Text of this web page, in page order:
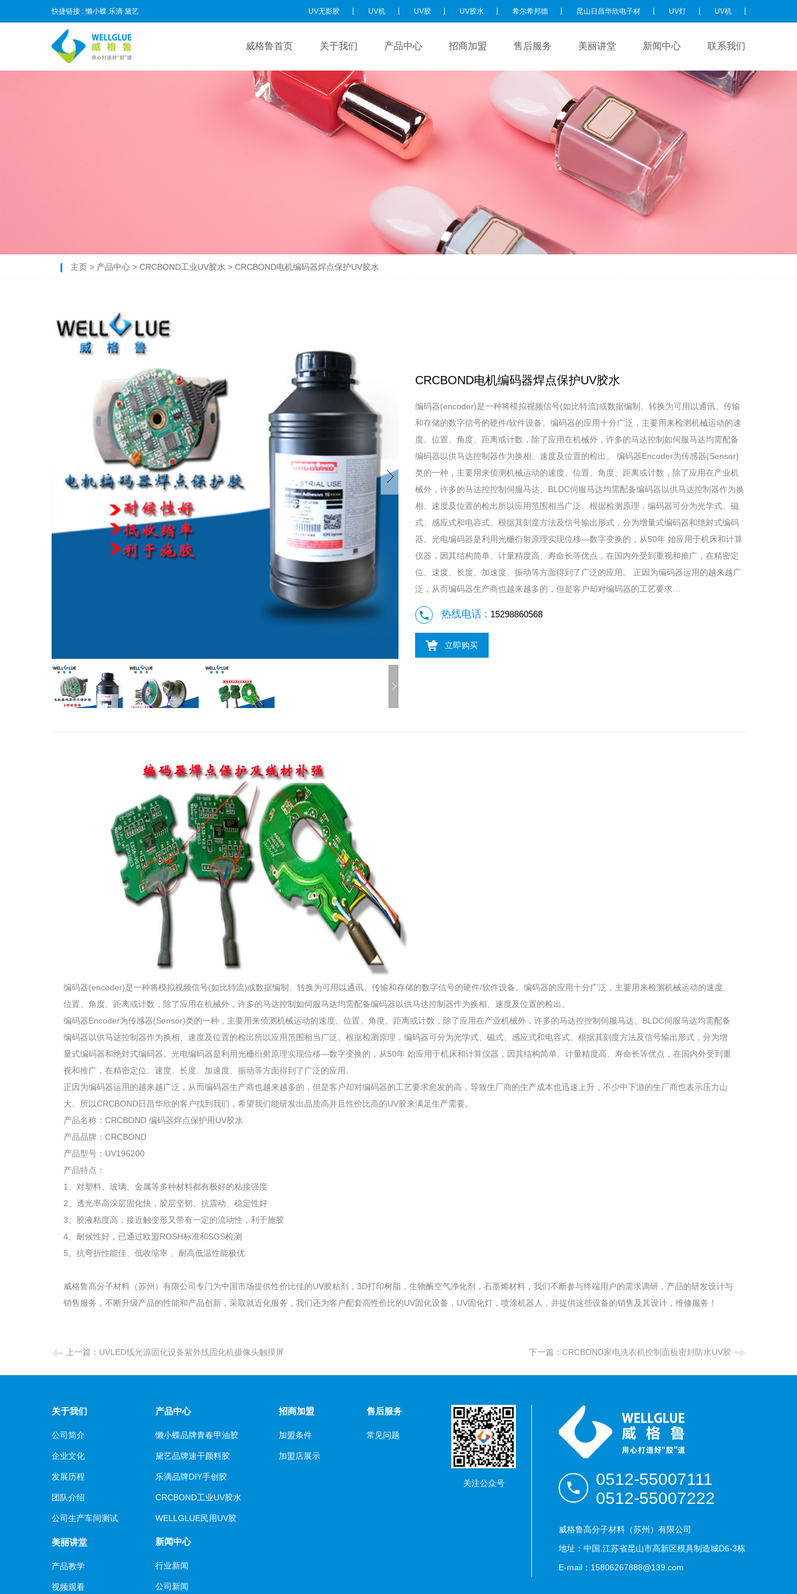
快捷链接 :懒小蝶 乐滴 黛艺 UV无影胶 UV机 UV胶 UV胶水 希尔希邦德 昆山日昌华欣电子材 UV灯 UV机
威格鲁首页 关于我们 产品中心 招商加盟 售后服务 美丽讲堂 新闻中心 联系我们
主页 > 产品中心 > CRCBOND工业UV胶水 > CRCBOND电机编码器焊点保护UV胶水
CRCBOND电机编码器焊点保护UV胶水
编码器(encoder)是一种将模拟视频信号(如比特流)或数据编制、转换为可用以通讯、传输
和存储的数字信号的硬件/软件设备。编码器的应用十分广泛，主要用来检测机械运动的速
度、位置、角度、距离或计数，除了应用在机械外，许多的马达控制如伺服马达均需配备
编码器以供马达控制器作为换相、速度及位置的检出。 编码器Encoder为传感器(Sensor)
类的一种，主要用来侦测机械运动的速度、位置、角度、距离或计数，除了应用在产业机
械外，许多的马达控控制伺服马达、BLDC伺服马达均需配备编码器以供马达控制器作为换
相、速度及位置的检出所以应用范围相当广泛。根据检测原理，编码器可分为光学式、磁
式、感应式和电容式。根据其刻度方法及信号输出形式，分为增量式编码器和绝対式编码
器。光电编码器是利用光栅衍射原理实现位移—数字变换的，从50年 始应用于机床和计算
仪器，因其结构简单、计量精度高、寿命长等优点，在国内外受到重视和推广，在精密定
位、速度、长度、加速度、振动等方面得到了广泛的应用。 正因为编码器运用的越来越广
泛，从而编码器生产商也越来越多的，但是客户却对编码器的工艺要求…
热线电话 : 15298860568
立即购买
编码器(encoder)是一种将模拟视频信号(如比特流)或数据编制、转换为可用以通讯、传输和存储的数字信号的硬件/软件设备。编码器的应用十分广泛，主要用来检测机械运动的速度、
位置、角度、距离或计数，除了应用在机械外，许多的马达控制如伺服马达均需配备编码器以供马达控制器作为换相、速度及位置的检出。
编码器Encoder为传感器(Sensor)类的一种，主要用来侦测机械运动的速度、位置、角度、距离或计数，除了应用在产业机械外，许多的马达控控制伺服马达、BLDC伺服马达均需配备
编码器以供马达控制器作为换相、速度及位置的检出所以应用范围相当广泛。根据检测原理，编码器可分为光学式、磁式、感应式和电容式。根据其刻度方法及信号输出形式，分为增
量式编码器和绝対式编码器。光电编码器是利用光栅衍射原理实现位移—数字变换的，从50年 始应用于机床和计算仪器，因其结构简单、计量精度高、寿命长等优点，在国内外受到重
视和推广，在精密定位、速度、长度、加速度、振动等方面得到了广泛的应用。
正因为编码器运用的越来越广泛，从而编码器生产商也越来越多的，但是客户却对编码器的工艺要求愈发的高，导致生厂商的生产成本也迅速上升，不少中下游的生厂商也表示压力山
大。所以CRCBOND日昌华欣的客户找到我们，希望我们能研发出品质高并且性价比高的UV胶来满足生产需要。
产品名称：CRCBOND 编码器焊点保护用UV胶水
产品品牌：CRCBOND
产品型号：UV196200
产品特点：
1、对塑料、玻璃、金属等多种材料都有极好的粘接强度
2、透光率高深层固化快，胶层坚韧、抗震动、稳定性好
3、胶液粘度高，接近触变形又带有一定的流动性，利于施胶
4、耐候性好，已通过欧盟ROSH标准和SGS检测
5、抗弯折性能佳、低收缩率 、耐高低温性能极优
威格鲁高分子材料（苏州）有限公司专门为中国市场提供性价比佳的UV胶粘剂，3D打印树脂，生物酶空气净化剂，石墨烯材料，我们不断参与终端用户的需求调研，产品的研发设计与
销售服务，不断升级产品的性能和产品创新，采取就近化服务，我们还为客户配套高性价比的UV固化设备，UV固化灯，喷涂机器人，并提供这些设备的销售及其设计，维修服务！
上一篇： UVLED线光源固化设备紫外线固化机摄像头触摸屏 下一篇： CRCBOND家电洗衣机控制面板密封防水UV胶
关于我们
公司简介
企业文化
发展历程
团队介绍
公司生产车间测试
美丽讲堂
产品教学
视频观看
产品中心
懒小蝶品牌青春甲油胶
黛艺品牌速干颜料胶
乐滴品牌DIY手创胶
CRCBOND工业UV胶水
WELLGLUE民用UV胶
新闻中心
行业新闻
公司新闻
招商加盟
加盟条件
加盟店展示
售后服务
常见问题
关注公众号
0512-55007111
0512-55007222
威格鲁高分子材料（苏州）有限公司
地址：中国.江苏省昆山市高新区模具制造城D6-3栋
E-mail：15806267888@139.com